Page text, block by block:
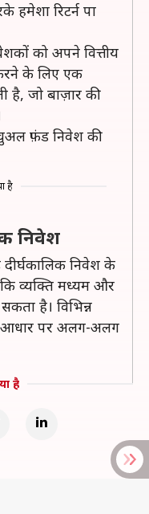
रिटर्न पा
को अपने वित्तीय
के लिए एक
है, जो बाज़ार की
फ़ंड निवेश की
है
निवेश
निवेश के
व्यक्ति मध्यम और
है। विभिन्न
आधार पर अलग-अलग
है